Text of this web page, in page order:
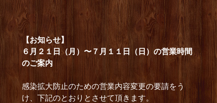
【お知らせ】
６月２１日（月）〜７月１１日（日）の営業時間
のご案内
感染拡大防止のための営業内容変更の要請をう
け、下記のとおりとさせて頂きます。